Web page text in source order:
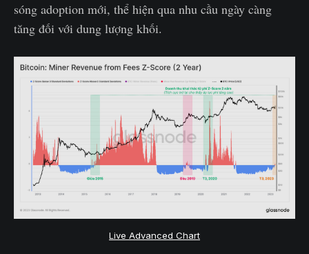
sóng adoption mới, thể hiện qua nhu cầu ngày càng
tăng đối với dung lượng khối.
Live Advanced Chart